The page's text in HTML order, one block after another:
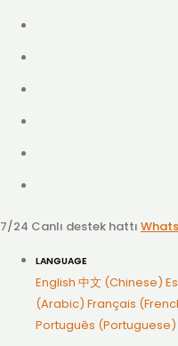
7/24 Canlı destek hattı
LANGUAGE
English 中文 (Chinese)
(Arabic) Français
Português (Portuguese)